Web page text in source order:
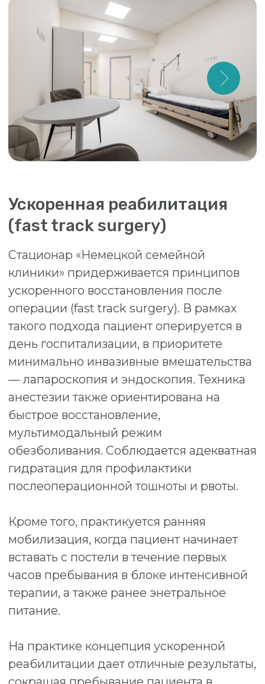
КЛИНИКА НА НЕВСКОМ
КЛИНИКА НА ВАРШАВСКОЙ
? ЗАДАТЬ ВОПРОС
О КЛИНИКЕ
ВРАЧИ
ПРОГРАММЫ
АКЦИИ
КОНТАКТЫ
Невский пр-т, 114-116, Бизнес-Центр «Невский
Центр» («Стокманн», ст.м. «Площадь Восстания»)
смотреть на карте
смотреть на карте
Варшавская ул., д.23, к.1 (ст. м. «Парк Победы»)
пл. Чернышевского, д. 11, Бизнес-центр «БУРЖУА»
info@german.clinic
Политика обработки персональных данных
Политика конфиденциальности